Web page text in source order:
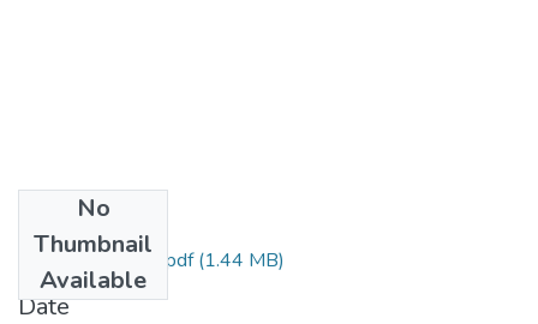
No
Thumbnail
Available
Ouadahe-Soumia.pdf(1.44 MB)
Date